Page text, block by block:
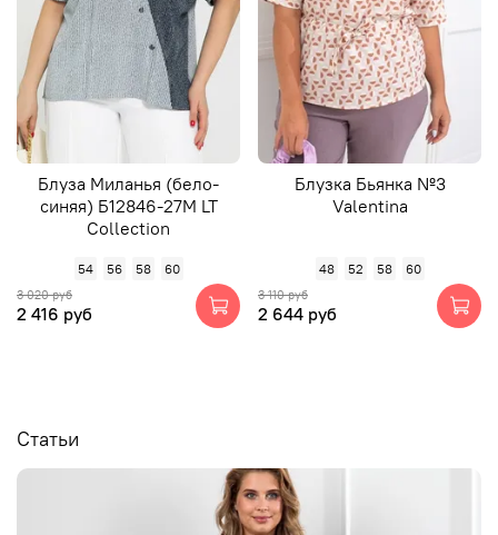
Блуза Миланья (бело-
синяя) Б12846-27М LT
Collection
54 56 58 60
3 020 руб
2 416 руб
Блузка Бьянка №3
Valentina
48 52 58 60
3 110 руб
2 644 руб
Статьи